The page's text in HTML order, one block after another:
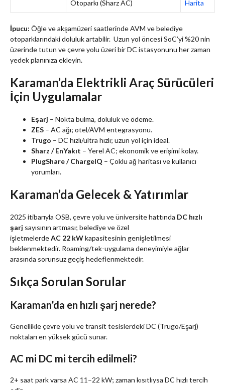
Otoparkı (Sharz AC)
Harita
İpucu: Öğle ve akşamüzeri saatlerinde AVM ve belediye
otoparklarındaki doluluk artabilir. Uzun yol öncesi SoC’yi %20 nin
üzerinde tutun ve çevre yolu üzeri bir DC istasyonunu her zaman
yedek planınıza ekleyin.
Karaman’da Elektrikli Araç Sürücüleri
İçin Uygulamalar
Eşarj – Nokta bulma, doluluk ve ödeme.
ZES – AC ağı; otel/AVM entegrasyonu.
Trugo – DC hızlı/ultra hızlı; uzun yol için ideal.
Sharz / EnYakıt – Yerel AC; ekonomik ve erişimi kolay.
PlugShare / ChargeIQ – Çoklu ağ haritası ve kullanıcı
yorumları.
Karaman’da Gelecek & Yatırımlar
2025 itibarıyla OSB, çevre yolu ve üniversite hattında DC hızlı
şarj sayısının artması; belediye ve özel
işletmelerdeAC 22 kWkapasitesinin genişletilmesi
beklenmektedir. Roaming/tek-uygulama deneyimiyle ağlar
arasında sorunsuz geçiş hedeflenmektedir.
Sıkça Sorulan Sorular
Karaman’da en hızlı şarj nerede?
Genellikle çevre yolu ve transit tesislerdeki DC (Trugo/Eşarj)
noktaları en yüksek gücü sunar.
AC mi DC mi tercih edilmeli?
2+ saat park varsa AC 11–22 kW; zaman kısıtlıysa DC hızlı tercih